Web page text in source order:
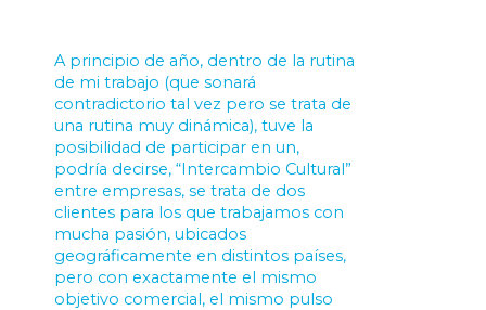
A principio de año, dentro de la rutina
de mi trabajo (que sonará
contradictorio tal vez pero se trata de
una rutina muy dinámica), tuve la
posibilidad de participar en un,
podría decirse, “Intercambio Cultural”
entre empresas, se trata de dos
clientes para los que trabajamos con
mucha pasión, ubicados
geográficamente en distintos países,
pero con exactamente el mismo
objetivo comercial, el mismo pulso